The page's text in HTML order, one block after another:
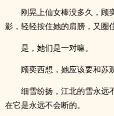
刚晃上仙女棒没多久，顾
影，轻轻按住她的肩膀，又圈
是，她们是一对嘛。
顾奕西想，她应该要和苏
细雪纷扬，江北的雪永远
在它是永远不会断的。